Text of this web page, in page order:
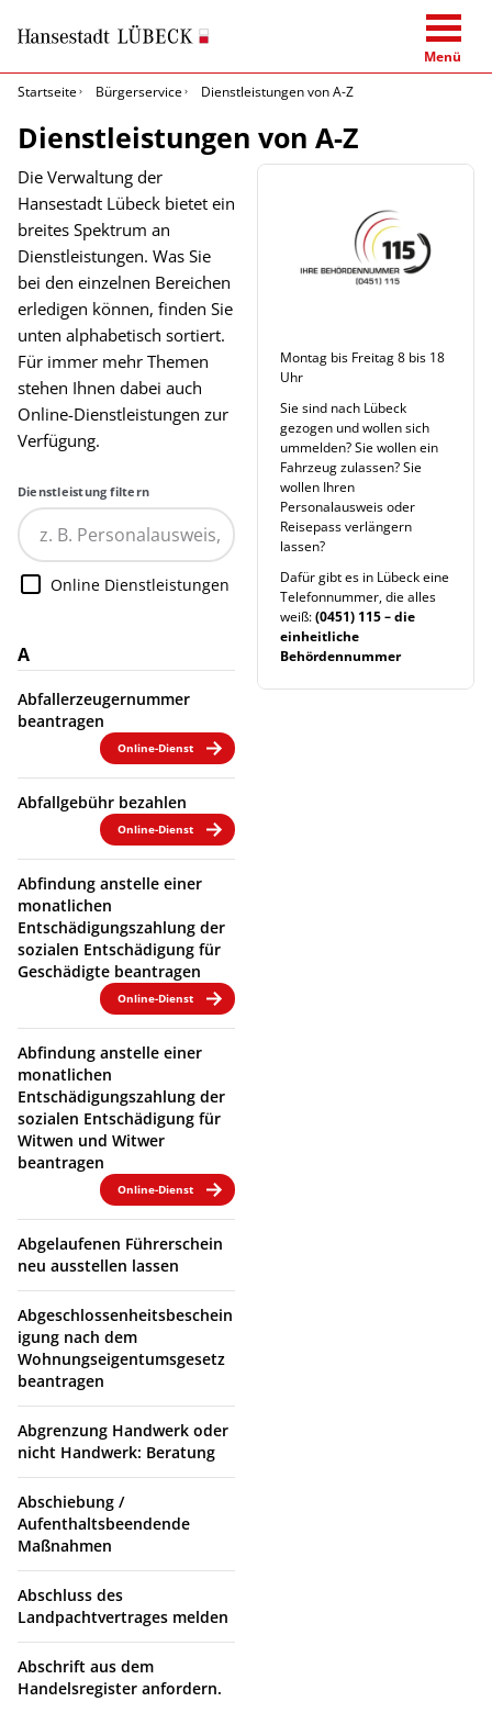
Menü
Startseite
Bürgerservice Dienstleistungen von A-Z
Dienstleistungen von A-Z
Die Verwaltung der
Hansestadt Lübeck bietet ein
breites Spektrum an
Dienstleistungen. Was Sie
bei den einzelnen Bereichen
erledigen können, finden Sie
unten alphabetisch sortiert.
Für immer mehr Themen
stehen Ihnen dabei auch
Online-Dienstleistungen zur
Verfügung.
Dienstleistung filtern
Online Dienstleistungen
A
Abfallerzeugernummer
beantragen
Online-Dienst
Abfallgebühr bezahlen
Online-Dienst
Abfindung anstelle einer
monatlichen
Entschädigungszahlung der
sozialen Entschädigung für
Geschädigte beantragen
Online-Dienst
Abfindung anstelle einer
monatlichen
Entschädigungszahlung der
sozialen Entschädigung für
Witwen und Witwer
beantragen
Online-Dienst
Abgelaufenen Führerschein
neu ausstellen lassen
Abgeschlossenheitsbeschein
igung nach dem
Wohnungseigentumsgesetz
beantragen
Abgrenzung Handwerk oder
nicht Handwerk: Beratung
Abschiebung /
Aufenthaltsbeendende
Maßnahmen
Abschluss des
Landpachtvertrages melden
Abschrift aus dem
Handelsregister anfordern.
Montag bis Freitag 8 bis 18
Uhr
Sie sind nach Lübeck
gezogen und wollen sich
ummelden? Sie wollen ein
Fahrzeug zulassen? Sie
wollen Ihren
Personalausweis oder
Reisepass verlängern
lassen?
Dafür gibt es in Lübeck eine
Telefonnummer, die alles
weiß:(0451) 115 – die
einheitliche
Behördennummer